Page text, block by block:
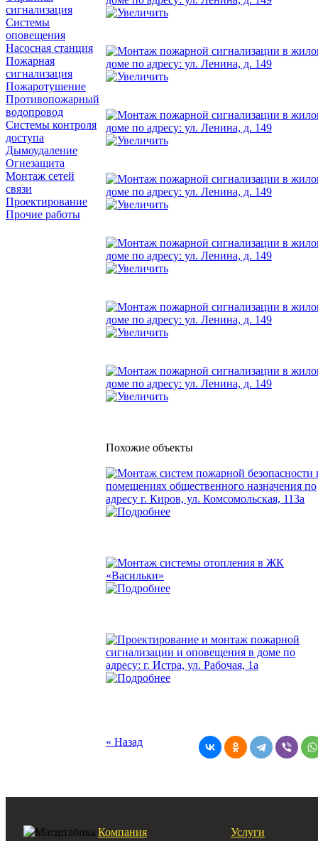
сигнализация
Системы
оповещения
Насосная станция
Пожарная
сигнализация
Пожаротушение
Противопожарный
водопровод
Системы контроля
доступа
Дымоудаление
Огнезащита
Монтаж сетей
связи
Проектирование
Прочие работы
Похожие объекты
« Назад
Компания Услуги